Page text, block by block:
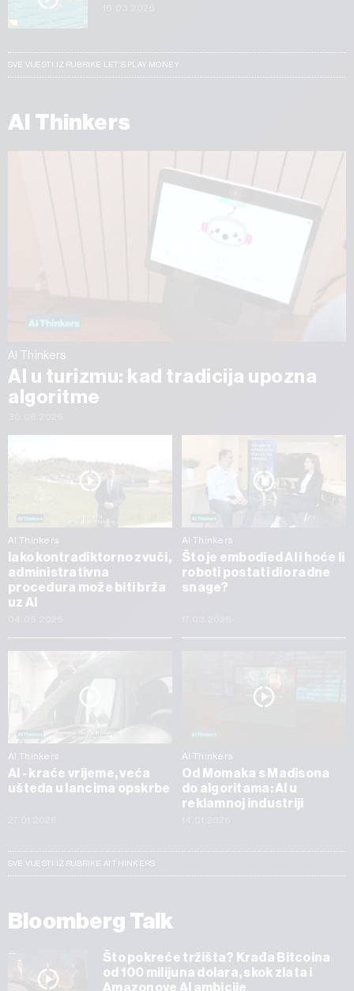
SVE VIJESTI IZ RUBRIKE LET’S PLAY MONEY
AI Thinkers
AI Thinkers
AI u turizmu: kad tradicija upozna
algoritme
AI Thinkers
Iako kontradiktorno zvuči,
administrativna
procedura može biti brža
uz AI
AI Thinkers
Što je embodied AI i hoće li
roboti postati dio radne
snage?
AI Thinkers
AI - kraće vrijeme, veća
ušteda u lancima opskrbe
AI Thinkers
Od Momaka s Madisona
do algoritama: AI u
reklamnoj industriji
SVE VIJESTI IZ RUBRIKE AI THINKERS
Bloomberg Talk
Što pokreće tržišta? Krađa Bitcoina
od 100 milijuna dolara, skok zlata i
Amazonove AI ambicije